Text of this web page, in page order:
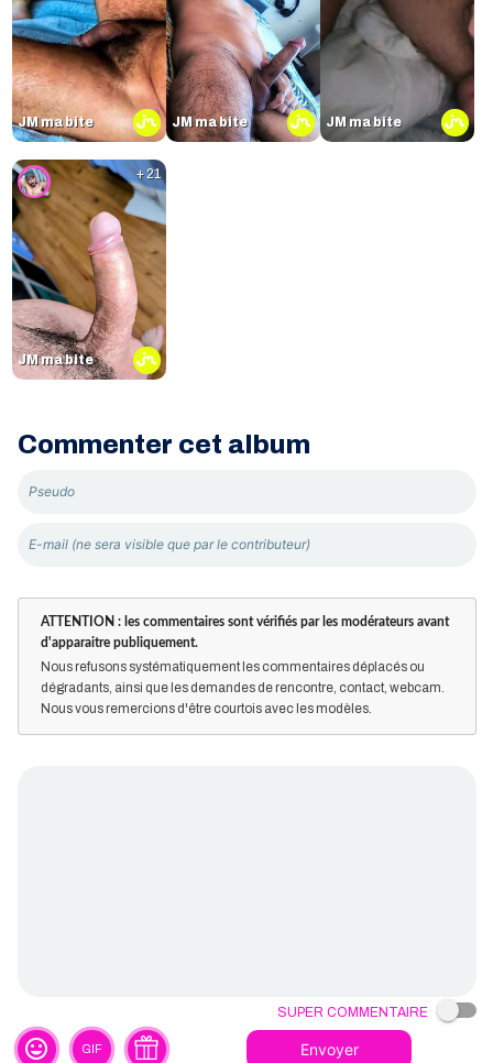
JM ma bite JM ma bite JM ma bite
+ 21
JM ma bite
Commenter cet album
ATTENTION : les commentaires sont vérifiés par les modérateurs avant
d'apparaitre publiquement.
Nous refusons systématiquement les commentaires déplacés ou
dégradants, ainsi que les demandes de rencontre, contact, webcam.
Nous vous remercions d'être courtois avec les modèles.
tag_faces GIF
Super commentaire
Envoyer